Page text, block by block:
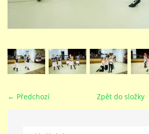
VIDEA - FILMOVÁ TVORBA
DOKUMENTY / KE STAŽENÍ
← Předchozí Zpět do složky